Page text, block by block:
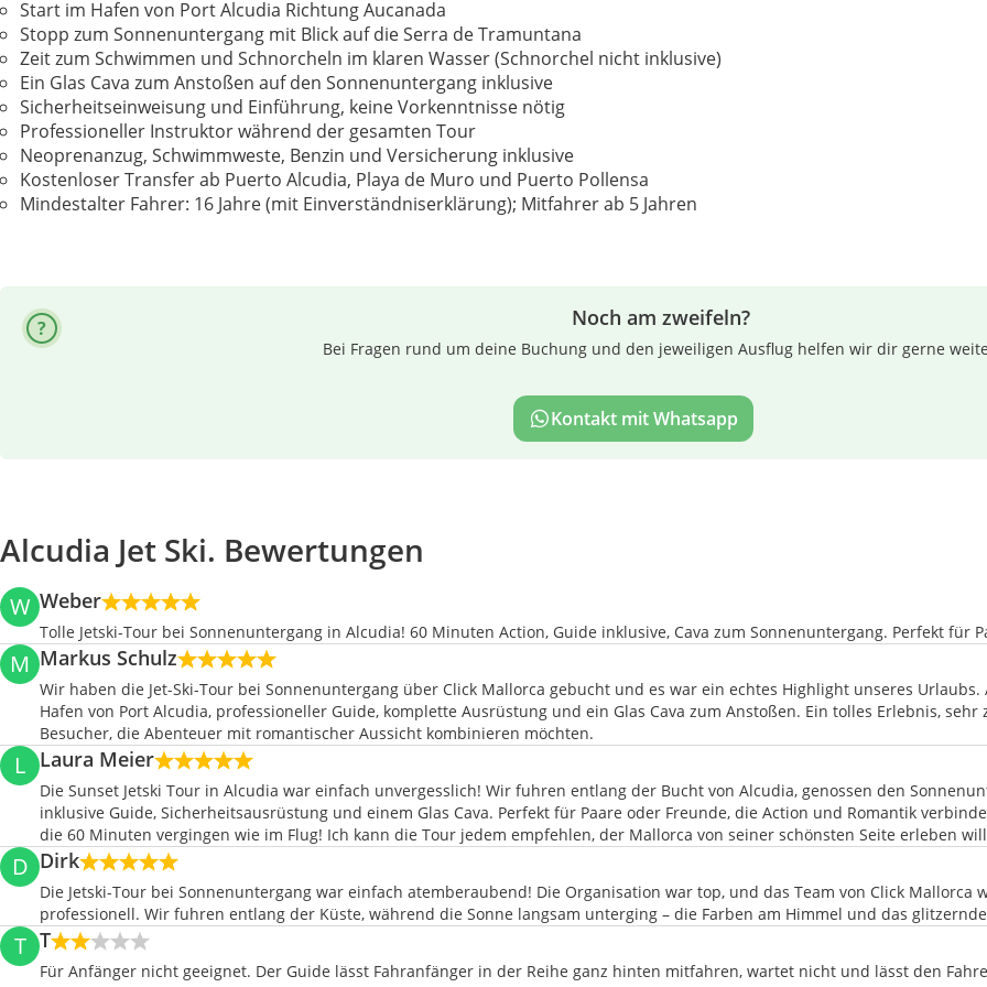
Start im Hafen von Port Alcudia Richtung Aucanada
Stopp zum Sonnenuntergang mit Blick auf die Serra de Tramuntana
Zeit zum Schwimmen und Schnorcheln im klaren Wasser (Schnorchel nicht inklusive)
Ein Glas Cava zum Anstoßen auf den Sonnenuntergang inklusive
Sicherheitseinweisung und Einführung, keine Vorkenntnisse nötig
Professioneller Instruktor während der gesamten Tour
Neoprenanzug, Schwimmweste, Benzin und Versicherung inklusive
Kostenloser Transfer ab Puerto Alcudia, Playa de Muro und Puerto Pollensa
Mindestalter Fahrer: 16 Jahre (mit Einverständniserklärung); Mitfahrer ab 5 Jahren
Noch am zweifeln?
Bei Fragen rund um deine Buchung und den jeweiligen Ausflug helfen wir dir gerne
Kontakt mit Whatsapp
Alcudia Jet Ski. Bewertungen
W Weber
Tolle Jetski-Tour bei Sonnenuntergang in Alcudia! 60 Minuten Action, Guide inklusive, Cava zum Sonnenuntergang. Perfekt für
M Markus Schulz
Wir haben die Jet-Ski-Tour bei Sonnenuntergang über Click Mallorca gebucht und es war ein echtes Highlight unseres
Hafen von Port Alcudia, professioneller Guide, komplette Ausrüstung und ein Glas Cava zum Anstoßen. Ein tolles Erlebnis,
Besucher, die Abenteuer mit romantischer Aussicht kombinieren möchten.
L Laura Meier
Die Sunset Jetski Tour in Alcudia war einfach unvergesslich! Wir fuhren entlang der Bucht von Alcudia, genossen den
inklusive Guide, Sicherheitsausrüstung und einem Glas Cava. Perfekt für Paare oder Freunde, die Action und Romantik
die 60 Minuten vergingen wie im Flug! Ich kann die Tour jedem empfehlen, der Mallorca von seiner schönsten Seite erleben
D Dirk
Die Jetski-Tour bei Sonnenuntergang war einfach atemberaubend! Die Organisation war top, und das Team von Click
professionell. Wir fuhren entlang der Küste, während die Sonne langsam unterging – die Farben am Himmel und das
T T
Für Anfänger nicht geeignet. Der Guide lässt Fahranfänger in der Reihe ganz hinten mitfahren, wartet nicht und lässt den